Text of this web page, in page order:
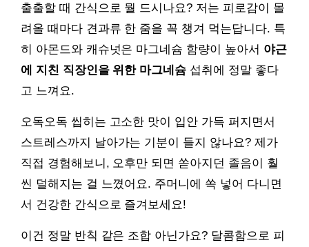
출출할 때 간식으로 뭘 드시나요? 저는 피로감이 몰
려올 때마다 견과류 한 줌을 꼭 챙겨 먹는답니다. 특
히 아몬드와 캐슈넛은 마그네슘 함량이 높아서 야근
에 지친 직장인을 위한 마그네슘 섭취에 정말 좋다
고 느껴요.
오독오독 씹히는 고소한 맛이 입안 가득 퍼지면서
스트레스까지 날아가는 기분이 들지 않나요? 제가
직접 경험해보니, 오후만 되면 쏟아지던 졸음이 훨
씬 덜해지는 걸 느꼈어요. 주머니에 쏙 넣어 다니면
서 건강한 간식으로 즐겨보세요!
이건 정말 반칙 같은 조합 아닌가요? 달콤함으로 피